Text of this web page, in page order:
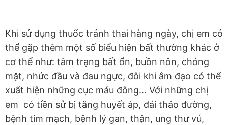
Khi sử dụng thuốc tránh thai hàng ngày, chị em có
thể gặp thêm một số biểu hiện bất thường khác ở
cơ thể như: tâm trạng bất ổn, buồn nôn, chóng
mặt, nhức đầu và đau ngực, đôi khi âm đạo có thể
xuất hiện những cục máu đông… Với những chị
em có tiền sử bị tăng huyết áp, đái tháo đường,
bệnh tim mạch, bệnh lý gan, thận, ung thư vú,